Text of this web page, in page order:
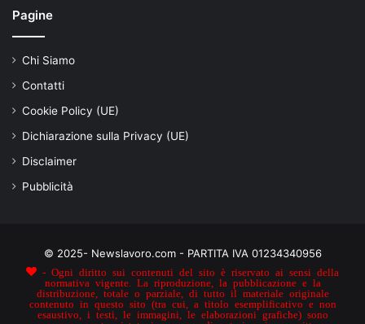
Pagine
Chi Siamo
Contatti
Cookie Policy (UE)
Dichiarazione sulla Privacy (UE)
Disclaimer
Pubblicità
© 2025- Newslavoro.com - PARTITA IVA 01234340956
- Ogni diritto sui contenuti del sito è riservato ai sensi della
normativa vigente. La riproduzione, la pubblicazione e la
distribuzione, totale o parziale, di tutto il materiale originale
contenuto in questo sito (tra cui, a titolo esemplificativo e non
esaustivo, i testi, le immagini, le elaborazioni grafiche) sono